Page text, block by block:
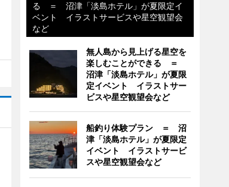
る ＝ 沼津「淡島ホテル」が夏限定イ
ベント イラストサービスや星空観望会
など
無人島から見上げる星空を
楽しむことができる ＝
沼津「淡島ホテル」が夏限
定イベント イラストサー
ビスや星空観望会など
船釣り体験プラン ＝ 沼
津「淡島ホテル」が夏限定
イベント イラストサービ
スや星空観望会など